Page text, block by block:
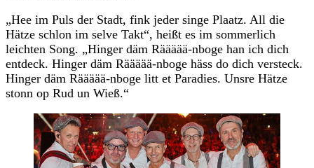
„Hee im Puls der Stadt, fink jeder singe Plaatz. All die
Hätze schlon im selve Takt“, heißt es im sommerlich
leichten Song. „Hinger däm Räääää-nboge han ich dich
entdeck. Hinger däm Räääää-nboge häss do dich versteck.
Hinger däm Räääää-nboge litt et Paradies. Unsre Hätze
stonn op Rud un Wieß.“